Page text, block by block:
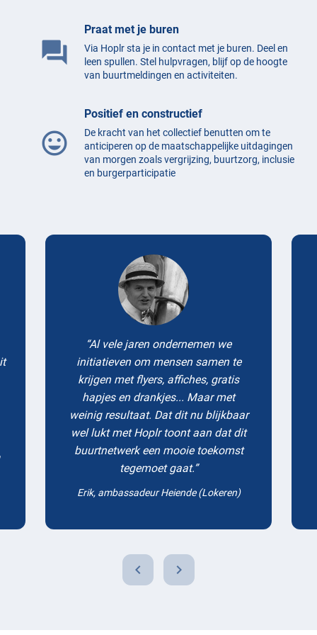
question_answer
Praat met je buren
Via Hoplr sta je in contact met je buren. Deel en
leen spullen. Stel hulpvragen, blijf op de hoogte
van buurtmeldingen en activiteiten.
mood
Positief en constructief
De kracht van het collectief benutten om te
anticiperen op de maatschappelijke uitdagingen
van morgen zoals vergrijzing, buurtzorg, inclusie
en burgerparticipatie
Testimonials
Al vele jaren ondernemen we
initiatieven om mensen samen te
krijgen met flyers, affiches, gratis
hapjes en drankjes... Maar met
weinig resultaat. Dat dit nu blijkbaar
wel lukt met Hoplr toont aan dat dit
buurtnetwerk een mooie toekomst
tegemoet gaat.
Erik, ambassadeur Heiende (Lokeren)
chevron_left chevron_right